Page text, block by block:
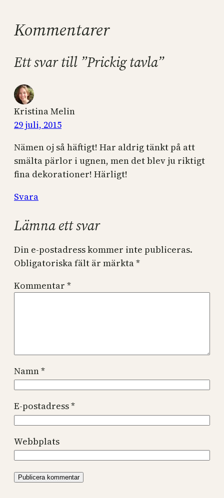
Kommentarer
Ett svar till ”Prickig tavla”
Kristina Melin
29 juli, 2015
Nämen oj så häftigt! Har aldrig tänkt på att
smälta pärlor i ugnen, men det blev ju riktigt
fina dekorationer! Härligt!
Svara
Lämna ett svar
Din e-postadress kommer inte publiceras.
Obligatoriska fält är märkta*
Kommentar *
Namn*
E-postadress*
Webbplats